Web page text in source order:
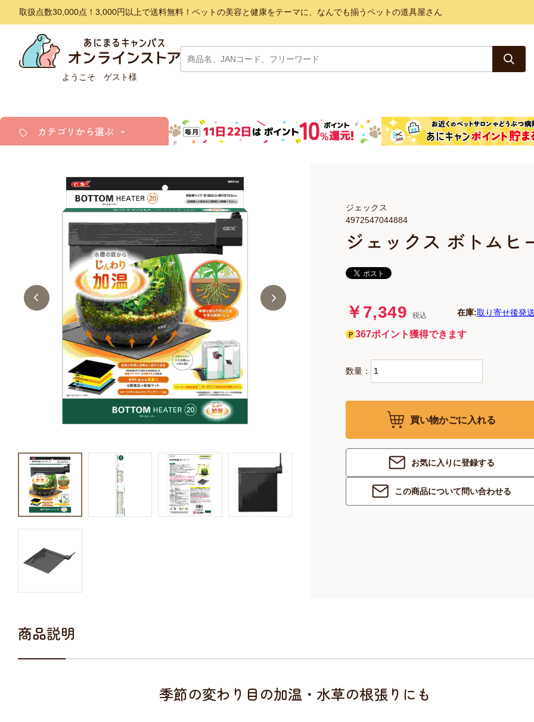
取扱点数30,000点！3,000円以上で送料無料！ペットの美容と健康をテーマに、なんでも揃うペットの道具屋さん
ようこそ ゲスト様
カテゴリから選ぶ
ドッグフード
キャットフード
美容・ケア用品
服・おさんぽ用品
日用品（デイリー）
リビング雑貨
トリマーグッズ
シニアサポート
ジェックス ボトムヒ
4972547044884
ジェックス
￥7,349 税込 在庫:取り寄せ後発
367ポイント獲得できます
数量：
買い物かごに入れる
お気に入りに登録する
この商品について問い合わせる
商品説明
季節の変わり目の加温・水草の根張りにも